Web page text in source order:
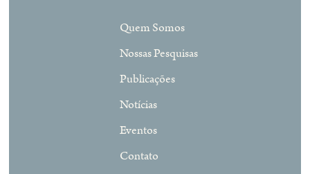
Quem Somos
Nossas Pesquisas
Publicações
Notícias
Eventos
Contato